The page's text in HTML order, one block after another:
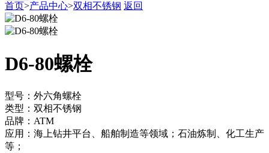
首页>产品中心>双相不锈钢 返回
​D6-80螺栓
型号：外六角螺栓
类型：双相不锈钢
品牌：ATM
应用：海上钻井平台、船舶制造等领域；石油炼制、化工生产
等；